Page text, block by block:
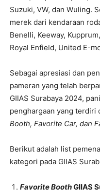
Suzuki, VW, dan Wuling.
merek dari kendaraan
Benelli, Keeway,
Royal Enfield, United E-
Sebagai apresiasi dan
pameran yang telah
GIIAS Surabaya 2024,
penghargaan yang terdiri
Booth, Favorite Car, dan
Berikut adalah list
kategori pada GIIAS
Favorite BoothGIIAS